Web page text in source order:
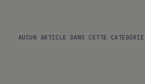
AUCUN ARTICLE DANS CETTE